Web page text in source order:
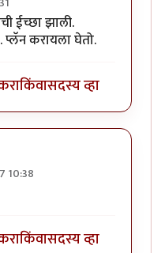
ईच्छा झाली.
प्लॅन करायला घेतो.
किंवासदस्य व्हा
10:38
किंवासदस्य व्हा